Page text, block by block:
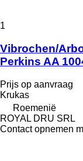
1
Vibrochen/
Perkins AA
Prijs op aanvraag
Krukas
Roemenië
ROYAL DRU SRL
Contact opnemen